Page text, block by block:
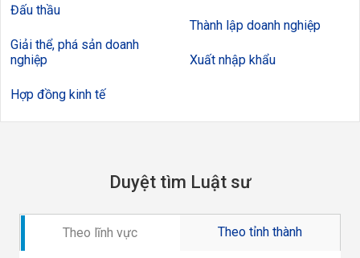
Đấu thầu
Giải thể, phá sản doanh
nghiệp
Hợp đồng kinh tế
Thành lập doanh nghiệp
Xuất nhập khẩu
Duyệt tìm Luật sư
Theo lĩnh vực Theo tỉnh thành